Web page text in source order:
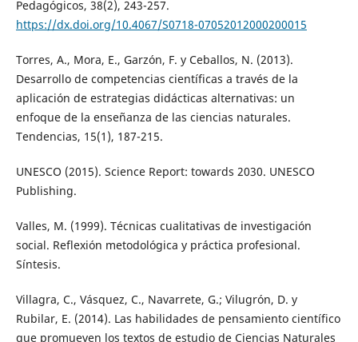
Pedagógicos, 38(2), 243-257.
https://dx.doi.org/10.4067/S0718-07052012000200015
Torres, A., Mora, E., Garzón, F. y Ceballos, N. (2013).
Desarrollo de competencias científicas a través de la
aplicación de estrategias didácticas alternativas: un
enfoque de la enseñanza de las ciencias naturales.
Tendencias, 15(1), 187-215.
UNESCO (2015). Science Report: towards 2030. UNESCO
Publishing.
Valles, M. (1999). Técnicas cualitativas de investigación
social. Reflexión metodológica y práctica profesional.
Síntesis.
Villagra, C., Vásquez, C., Navarrete, G.; Vilugrón, D. y
Rubilar, E. (2014). Las habilidades de pensamiento científico
que promueven los textos de estudio de Ciencias Naturales